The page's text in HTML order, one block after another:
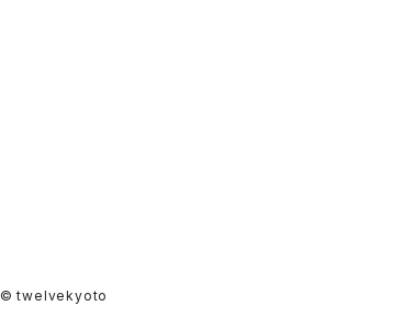
© twelvekyoto